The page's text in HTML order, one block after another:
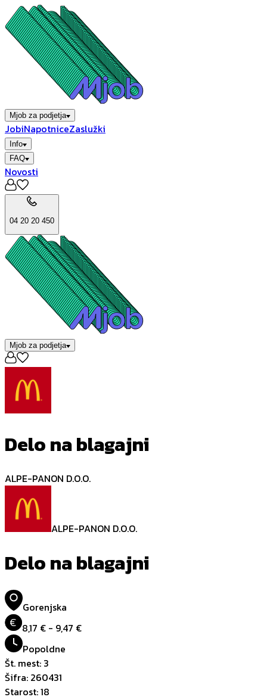
Mjob za podjetja
JobiNapotniceZaslužki
Info
FAQ
Novosti
04 20 20 450
Mjob za podjetja
Delo na blagajni
ALPE-PANON D.O.O.
ALPE-PANON D.O.O.
Delo na blagajni
Gorenjska
€ 8,17 € - 9,47 €
Popoldne
Št. mest: 3
Šifra: 260431
Starost:18